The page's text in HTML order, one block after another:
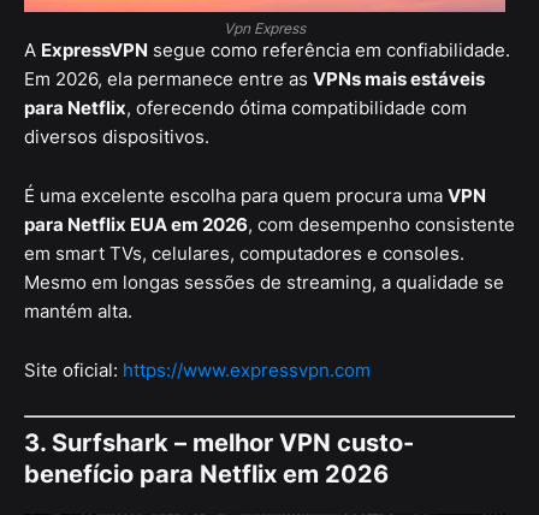
Vpn Express
A ExpressVPN segue como referência em confiabilidade.
Em 2026, ela permanece entre as VPNs mais estáveis
para Netflix, oferecendo ótima compatibilidade com
diversos dispositivos.
É uma excelente escolha para quem procura uma VPN
para Netflix EUA em 2026, com desempenho consistente
em smart TVs, celulares, computadores e consoles.
Mesmo em longas sessões de streaming, a qualidade se
mantém alta.
Site oficial: https://www.expressvpn.com
3. Surfshark – melhor VPN custo-
benefício para Netflix em 2026